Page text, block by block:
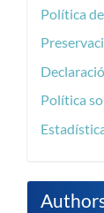
Política
Política